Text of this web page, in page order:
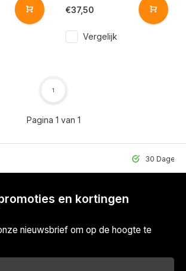
€37,50
Vergelijk
Pagina 1 van 1
1
30 Dagen
en kortingen
nieuwsbrief om op de hoogte te